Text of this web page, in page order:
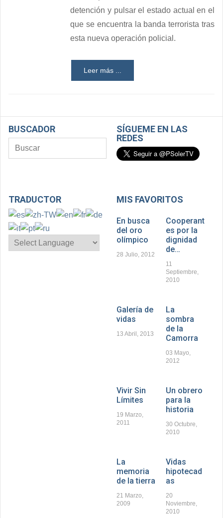
detención y pulsar el estado actual en el
que se encuentra la banda terrorista tras
esta nueva operación policial.
Leer más ...
BUSCADOR
SÍGUEME EN LAS
REDES
TRADUCTOR MIS FAVORITOS
En busca
del oro
olímpico
28 Julio, 2012
Cooperant
es por la
dignidad
de…
11
Septiembre,
2010
Galería de
vidas
13 Abril, 2013
La
sombra
de la
Camorra
03 Mayo,
2012
Vivir Sin
Límites
19 Marzo,
2011
Un obrero
para la
historia
30 Octubre,
2010
La
memoria
de la tierra
21 Marzo,
2009
Vidas
hipotecad
as
20
Noviembre,
2010